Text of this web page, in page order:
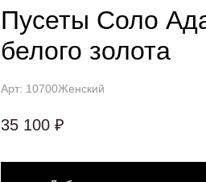
Пусеты Соло
белого золота
Арт: 10700Женский
35 100 ₽